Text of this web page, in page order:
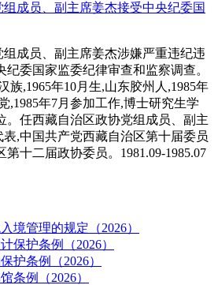
成员、副主席姜杰接受中央纪委国
成员、副主席姜杰涉嫌严重违纪违
纪委国家监委纪律审查和监察调查。
族,1965年10月生,山东胶州人,1985年
,1985年7月参加工作,博士研究生学
。任西藏自治区政协党组成员、副主
表,中国共产党西藏自治区第十届委员
十二届政协委员。1981.09-1985.07
境管理的规定（2026）
保护条例（2026）
护条例（2026）
条例（2026）